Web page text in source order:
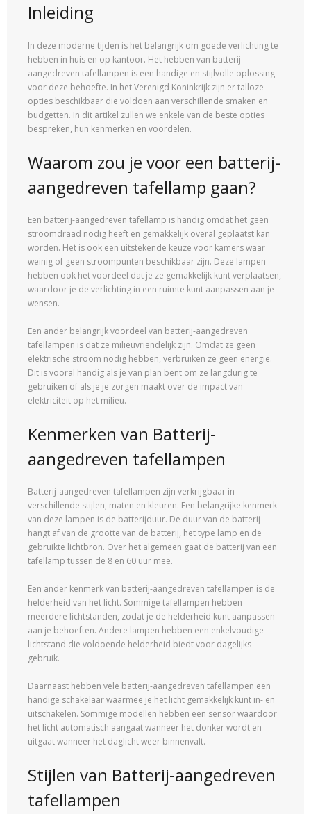
Inleiding
In deze moderne tijden is het belangrijk om goede verlichting te
hebben in huis en op kantoor. Het hebben van batterij-
aangedreven tafellampen is een handige en stijlvolle oplossing
voor deze behoefte. In het Verenigd Koninkrijk zijn er talloze
opties beschikbaar die voldoen aan verschillende smaken en
budgetten. In dit artikel zullen we enkele van de beste opties
bespreken, hun kenmerken en voordelen.
Waarom zou je voor een batterij-
aangedreven tafellamp gaan?
Een batterij-aangedreven tafellamp is handig omdat het geen
stroomdraad nodig heeft en gemakkelijk overal geplaatst kan
worden. Het is ook een uitstekende keuze voor kamers waar
weinig of geen stroompunten beschikbaar zijn. Deze lampen
hebben ook het voordeel dat je ze gemakkelijk kunt verplaatsen,
waardoor je de verlichting in een ruimte kunt aanpassen aan je
wensen.
Een ander belangrijk voordeel van batterij-aangedreven
tafellampen is dat ze milieuvriendelijk zijn. Omdat ze geen
elektrische stroom nodig hebben, verbruiken ze geen energie.
Dit is vooral handig als je van plan bent om ze langdurig te
gebruiken of als je je zorgen maakt over de impact van
elektriciteit op het milieu.
Kenmerken van Batterij-
aangedreven tafellampen
Batterij-aangedreven tafellampen zijn verkrijgbaar in
verschillende stijlen, maten en kleuren. Een belangrijke kenmerk
van deze lampen is de batterijduur. De duur van de batterij
hangt af van de grootte van de batterij, het type lamp en de
gebruikte lichtbron. Over het algemeen gaat de batterij van een
tafellamp tussen de 8 en 60 uur mee.
Een ander kenmerk van batterij-aangedreven tafellampen is de
helderheid van het licht. Sommige tafellampen hebben
meerdere lichtstanden, zodat je de helderheid kunt aanpassen
aan je behoeften. Andere lampen hebben een enkelvoudige
lichtstand die voldoende helderheid biedt voor dagelijks
gebruik.
Daarnaast hebben vele batterij-aangedreven tafellampen een
handige schakelaar waarmee je het licht gemakkelijk kunt in- en
uitschakelen. Sommige modellen hebben een sensor waardoor
het licht automatisch aangaat wanneer het donker wordt en
uitgaat wanneer het daglicht weer binnenvalt.
Stijlen van Batterij-aangedreven
tafellampen